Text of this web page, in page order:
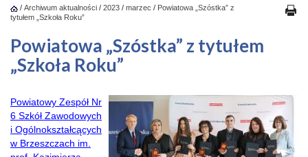
/ Archiwum aktualności / 2023 / marzec / Powiatowa „Szóstka” z
tytułem „Szkoła Roku”
Powiatowa „Szóstka” z tytułem
„Szkoła Roku”
Powiatowy Zespół Nr
6 Szkół Zawodowych
i Ogólnokształcących
w Brzeszczach im.